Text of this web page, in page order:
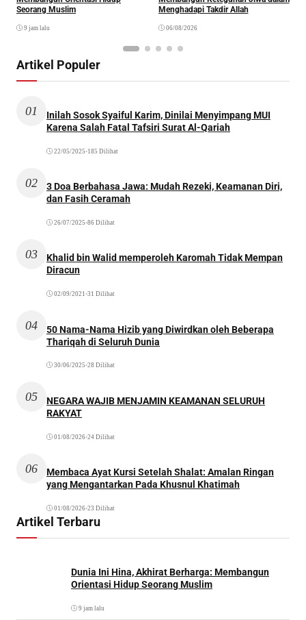
Seorang Muslim
9 jam lalu
Menghadapi Takdir Allah
06/08/2026
Artikel Populer
01
Inilah Sosok Syaiful Karim, Dinilai Menyimpang MUI
Karena Salah Fatal Tafsiri Surat Al-Qariah
22/05/2025 •185 Dilihat
02
3 Doa Berbahasa Jawa: Mudah Rezeki, Keamanan Diri,
dan Fasih Ceramah
26/07/2025 •86 Dilihat
03
Khalid bin Walid memperoleh Karomah Tidak Mempan
Diracun
02/09/2021 •31 Dilihat
04
50 Nama-Nama Hizib yang Diwirdkan oleh Beberapa
Thariqah di Seluruh Dunia
30/06/2025 •28 Dilihat
05
NEGARA WAJIB MENJAMIN KEAMANAN SELURUH
RAKYAT
01/08/2026•24 Dilihat
06
Membaca Ayat Kursi Setelah Shalat: Amalan Ringan
yang Mengantarkan Pada Khusnul Khatimah
01/08/2026•23 Dilihat
Artikel Terbaru
Dunia Ini Hina, Akhirat Berharga: Membangun
Orientasi Hidup Seorang Muslim
9 jam lalu